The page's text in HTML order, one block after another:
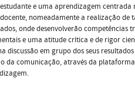
e uma aprendizagem
nomeadamente a realização de
onde desenvolverão competências
e uma atitude crítica e de rigor
discussão em grupo dos seus
da comunicação, através da